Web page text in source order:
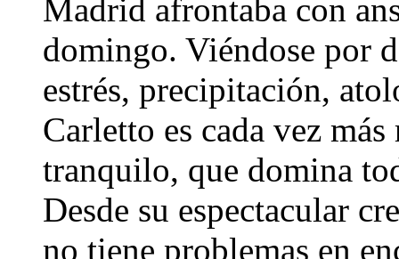
Madrid afrontaba con
domingo. Viéndose por
estrés, precipitación,
Carletto es cada vez
tranquilo, que domina
Desde su espectacular
no tiene problemas en